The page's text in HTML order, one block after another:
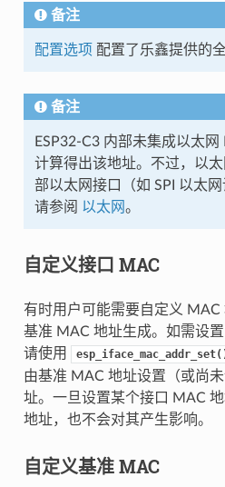
备注
配置选项 配置了乐鑫提供的
备注
ESP32-C3 内部未集成以太
计算得出该地址。不过，以
部以太网接口（如 SPI 以太
请参阅 以太网。
自定义接口 MAC
有时用户可能需要自定义
基准 MAC 地址生成。如需设
请使用
由基准 MAC 地址设置（或尚
址。一旦设置某个接口 MAC
地址，也不会对其产生影响。
自定义基准 MAC